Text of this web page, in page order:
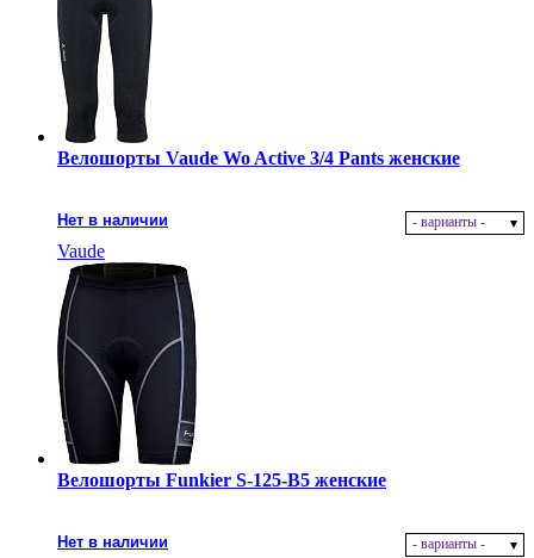
Велошорты Vaude Wo Active 3/4 Pants женские
Нет в наличии - варианты -
Vaude
Велошорты Funkier S-125-B5 женские
Нет в наличии - варианты -